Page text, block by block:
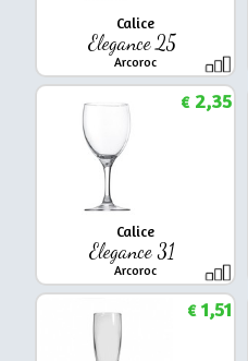
Calice
Elegance 25
Arcoroc
Calice
Elegance 31
Arcoroc
€2,35
€1,51